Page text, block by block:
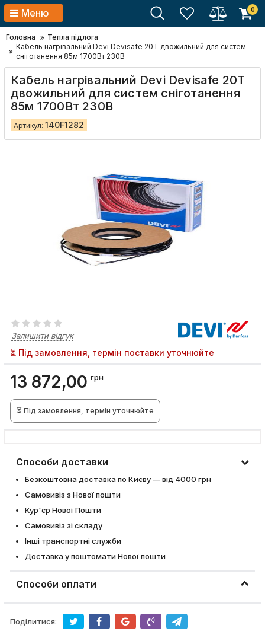
Меню 0
Головна
Тепла підлога
Кабель нагрівальний Devi Devisafe 20T двожильний для систем
сніготанення 85м 1700Вт 230В
Кабель нагрівальний Devi Devisafe 20T
двожильний для систем сніготанення
85м 1700Вт 230В
Артикул: 140F1282
Залишити відгук
⏳ Під замовлення, термін поставки уточнюйте
13 872,00 грн
⏳ Під замовлення, термін уточнюйте
Способи доставки
Безкоштовна доставка по Києву — від 4000 грн
Самовивіз з Нової пошти
Кур'єр Нової Пошти
Самовивіз зі складу
Інші транспортні служби
Доставка у поштомати Нової пошти
Способи оплати
Поділитися: